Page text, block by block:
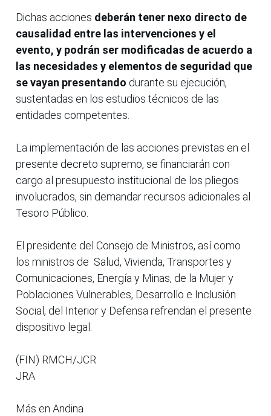
Dichas acciones deberán tener nexo directo de
causalidad entre las intervenciones y el
evento, y podrán ser modificadas de acuerdo a
las necesidades y elementos de seguridad que
se vayan presentando durante su ejecución,
sustentadas en los estudios técnicos de las
entidades competentes.
La implementación de las acciones previstas en el
presente decreto supremo, se financiarán con
cargo al presupuesto institucional de los pliegos
involucrados, sin demandar recursos adicionales al
Tesoro Público.
El presidente del Consejo de Ministros, así como
los ministros de Salud, Vivienda, Transportes y
Comunicaciones, Energía y Minas, de la Mujer y
Poblaciones Vulnerables, Desarrollo e Inclusión
Social, del Interior y Defensa refrendan el presente
dispositivo legal.
(FIN) RMCH/JCR
JRA
Más en Andina